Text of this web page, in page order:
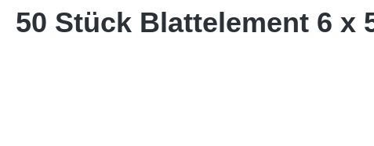
50 Stück Blattelement 6 x